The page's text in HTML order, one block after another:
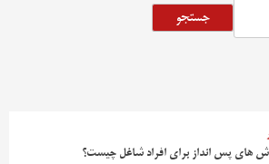
جستجو
های پس‌ انداز برای افراد شاغل چیست؟